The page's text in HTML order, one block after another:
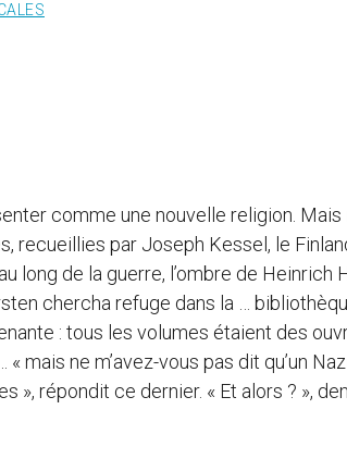
comme une nouvelle religion.
recueillies par Joseph Kessel, le
long de la guerre, l’ombre de Heinrich
chercha refuge dans la …
: tous les volumes étaient des
mais ne m’avez-vous pas dit qu’un
», répondit ce dernier. « Et alors ? »,